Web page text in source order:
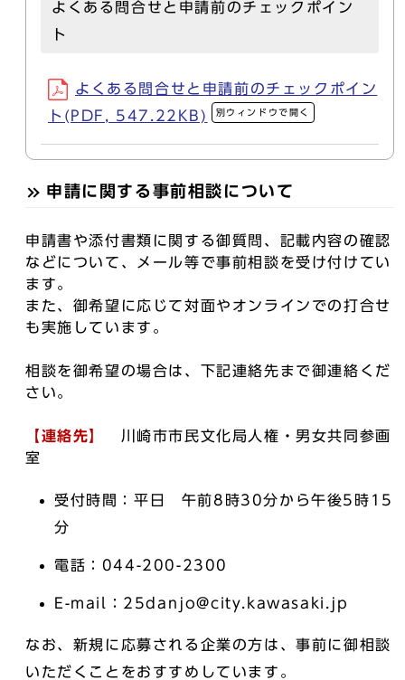
よくある問合せと申請前のチェックポイン
ト
よくある問合せと申請前のチェックポイン
ト(PDF, 547.22KB)
別ウィンドウで開く
申請に関する事前相談について
申請書や添付書類に関する御質問、記載内容の確認
などについて、メール等で事前相談を受け付けてい
ます。
また、御希望に応じて対面やオンラインでの打合せ
も実施しています。
相談を御希望の場合は、下記連絡先まで御連絡くだ
さい。
【連絡先】 川崎市市民文化局人権・男女共同参画
室
受付時間：平日 午前8時30分から午後5時15
分
電話：044-200-2300
E-mail：25danjo@city.kawasaki.jp
なお、新規に応募される企業の方は、事前に御相談
いただくことをおすすめしています。